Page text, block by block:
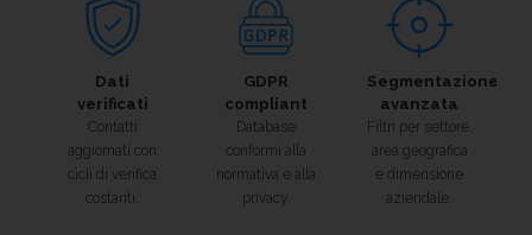
Dati
verificati
Contatti
aggiornati con
cicli di verifica
costanti.
GDPR
compliant
Database
conformi alla
normativa e alla
privacy.
Segmentazione
avanzata
Filtri per settore,
area geografica
e dimensione
aziendale.